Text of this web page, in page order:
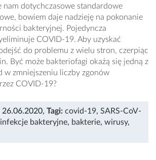
nam dotychczasowe standardowe
bowiem daje nadzieję na pokonanie
bakteryjnej. Pojedyncza
COVID-19. Aby uzyskać
do problemu z wielu stron, czerpiąc
Być może bakteriofagi okażą się jedną z
w zmniejszeniu liczby zgonów
COVID-19?
26.06.2020, Tagi: covid-19, SARS-CoV-
infekcje bakteryjne, bakterie, wirusy,